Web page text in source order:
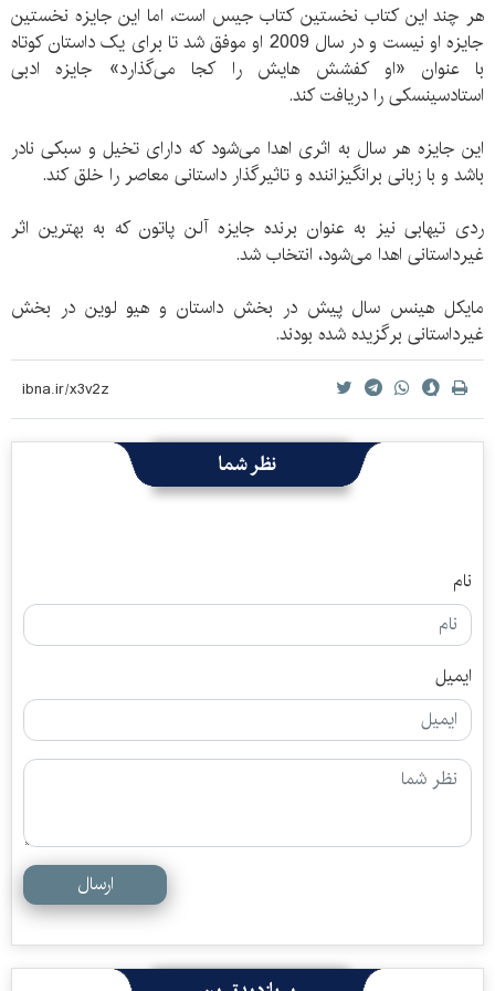
هر چند این کتاب نخستین کتاب جیس است، اما این جایزه نخستین
جایزه او نیست و در سال 2009 او موفق شد تا برای یک داستان کوتاه
با عنوان «او کفشش هایش را کجا می‌گذارد» جایزه ادبی
استادسینسکی را دریافت کند.
این جایزه هر سال به اثری اهدا می‌شود که دارای تخیل و سبکی نادر
باشد و با زبانی برانگیزاننده و تاثیرگذار داستانی معاصر را خلق کند.
ردی تیهابی نیز به عنوان برنده جایزه آلن پاتون که به بهترین اثر
غیرداستانی اهدا می‌شود، انتخاب شد.
مایکل هینس سال پیش در بخش داستان و هیو لوین در بخش
غیرداستانی برگزیده شده بودند.
نظر شما
نام
ایمیل
ارسال